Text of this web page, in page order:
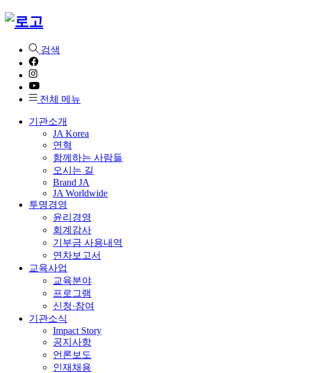
검색
전체 메뉴
기관소개
JA Korea
연혁
함께하는 사람들
오시는 길
Brand JA
JA Worldwide
투명경영
윤리경영
회계감사
기부금 사용내역
연차보고서
교육사업
교육분야
프로그램
신청·참여
기관소식
Impact Story
공지사항
언론보도
인재채용